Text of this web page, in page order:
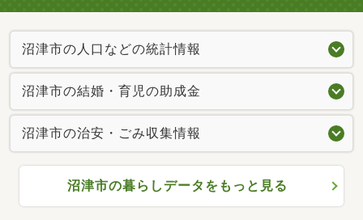
沼津市の人口などの統計情報
沼津市の結婚・育児の助成金
沼津市の治安・ごみ収集情報
沼津市の暮らしデータをもっと見る